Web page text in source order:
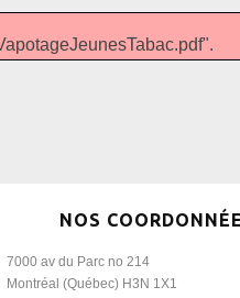
NOS
7000 av du Parc no 214
Montréal (Québec) H3N 1X1